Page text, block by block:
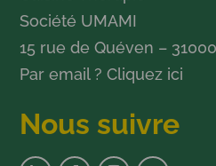
Société UMAMI
15 rue de Quéven –
Par email ?Cliquez ici
Nous suivre